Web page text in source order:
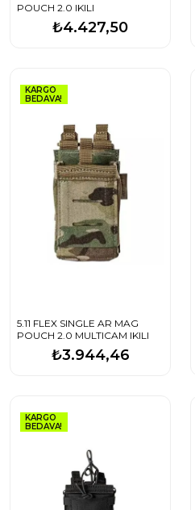
POUCH 2.0 IKILI
₺4.427,50
KARGO
BEDAVA!
5.11 FLEX SINGLE AR MAG
POUCH 2.0 MULTICAM IKILI
₺3.944,46
KARGO
BEDAVA!